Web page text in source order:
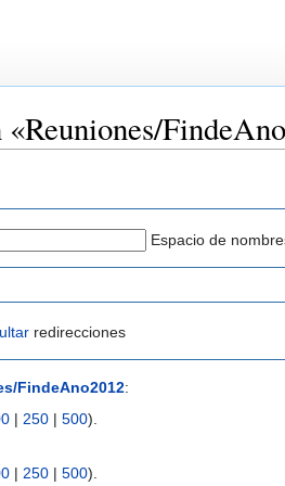
Espacio de
redirecciones
FindeAno2012:
| 250 | 500).
| 250 | 500).